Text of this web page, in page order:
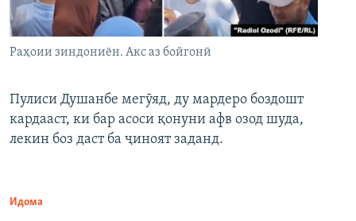
Раҳоии зиндониён. Акс аз бойгонӣ
Пулиси Душанбе мегӯяд, ду мардеро боздошт
кардааст, ки бар асоси қонуни афв озод шуда,
лекин боз даст ба ҷиноят заданд.
Идома